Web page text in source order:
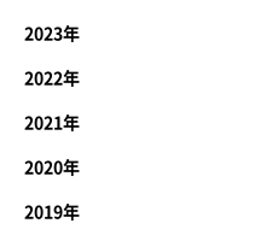
2023年
2022年
2021年
2020年
2019年